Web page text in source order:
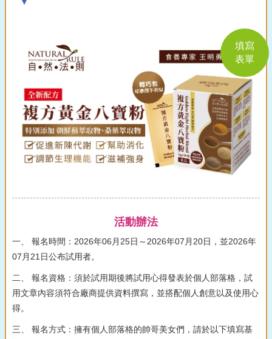
活動辦法
一、 報名時間：2026年06月25日～2026年07月20日，並2026年
07月21日公布試用者。
二、 報名資格：須於試用期後將試用心得發表於個人部落格，試
用文章內容須符合廠商提供資料撰寫，並搭配個人創意以及使用心
得。
三、 報名方式：擁有個人部落格的帥哥美女們，請於以下填寫基
填寫
表單